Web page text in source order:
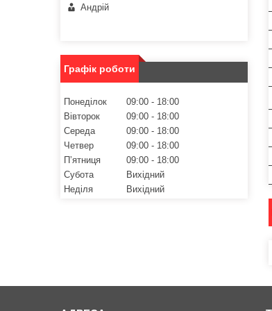
Андрій
Графік роботи
Понеділок 09:00
18:00
Вівторок
09:00
18:00
Середа
09:00
18:00
Четвер
09:00
18:00
Пʼятниця
09:00
18:00
Субота
Вихідний
Неділя
Вихідний